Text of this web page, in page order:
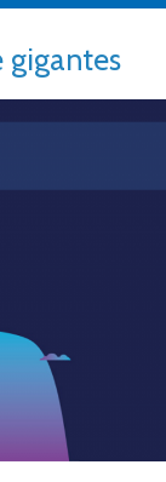
gigantes